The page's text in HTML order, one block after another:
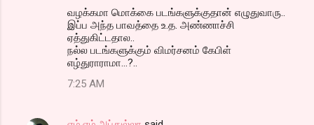
வழக்கமா மொக்கை படங்களுக்குதான் எழுதுவாரு..
இப்ப அந்த பாவத்தை உ.த. அண்ணாச்சி
ஏத்துகிட்டதால..
நல்ல படங்களுக்கும் விமர்சனம் கேபிள்
எழ்துராராமா...?..
7:25 AM